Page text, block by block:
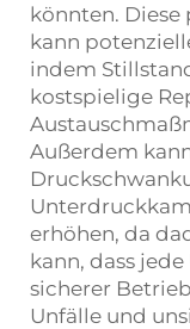
könnten. Diese
kann
indem
kostspielige
Außerdem
erhöhen, da
kann, dass
sicherer
Unfälle und